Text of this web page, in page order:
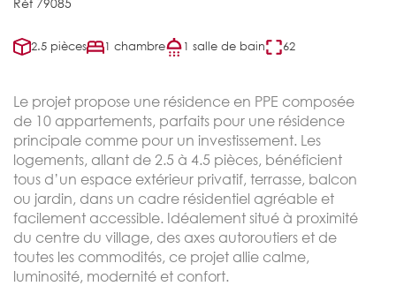
2.5 pièces 1 chambre 1 salle de bain 62
Le projet propose une résidence en PPE composée
de 10 appartements, parfaits pour une résidence
principale comme pour un investissement. Les
logements, allant de 2.5 à 4.5 pièces, bénéficient
tous d’un espace extérieur privatif, terrasse, balcon
ou jardin, dans un cadre résidentiel agréable et
facilement accessible. Idéalement situé à proximité
du centre du village, des axes autoroutiers et de
toutes les commodités, ce projet allie calme,
luminosité, modernité et confort.